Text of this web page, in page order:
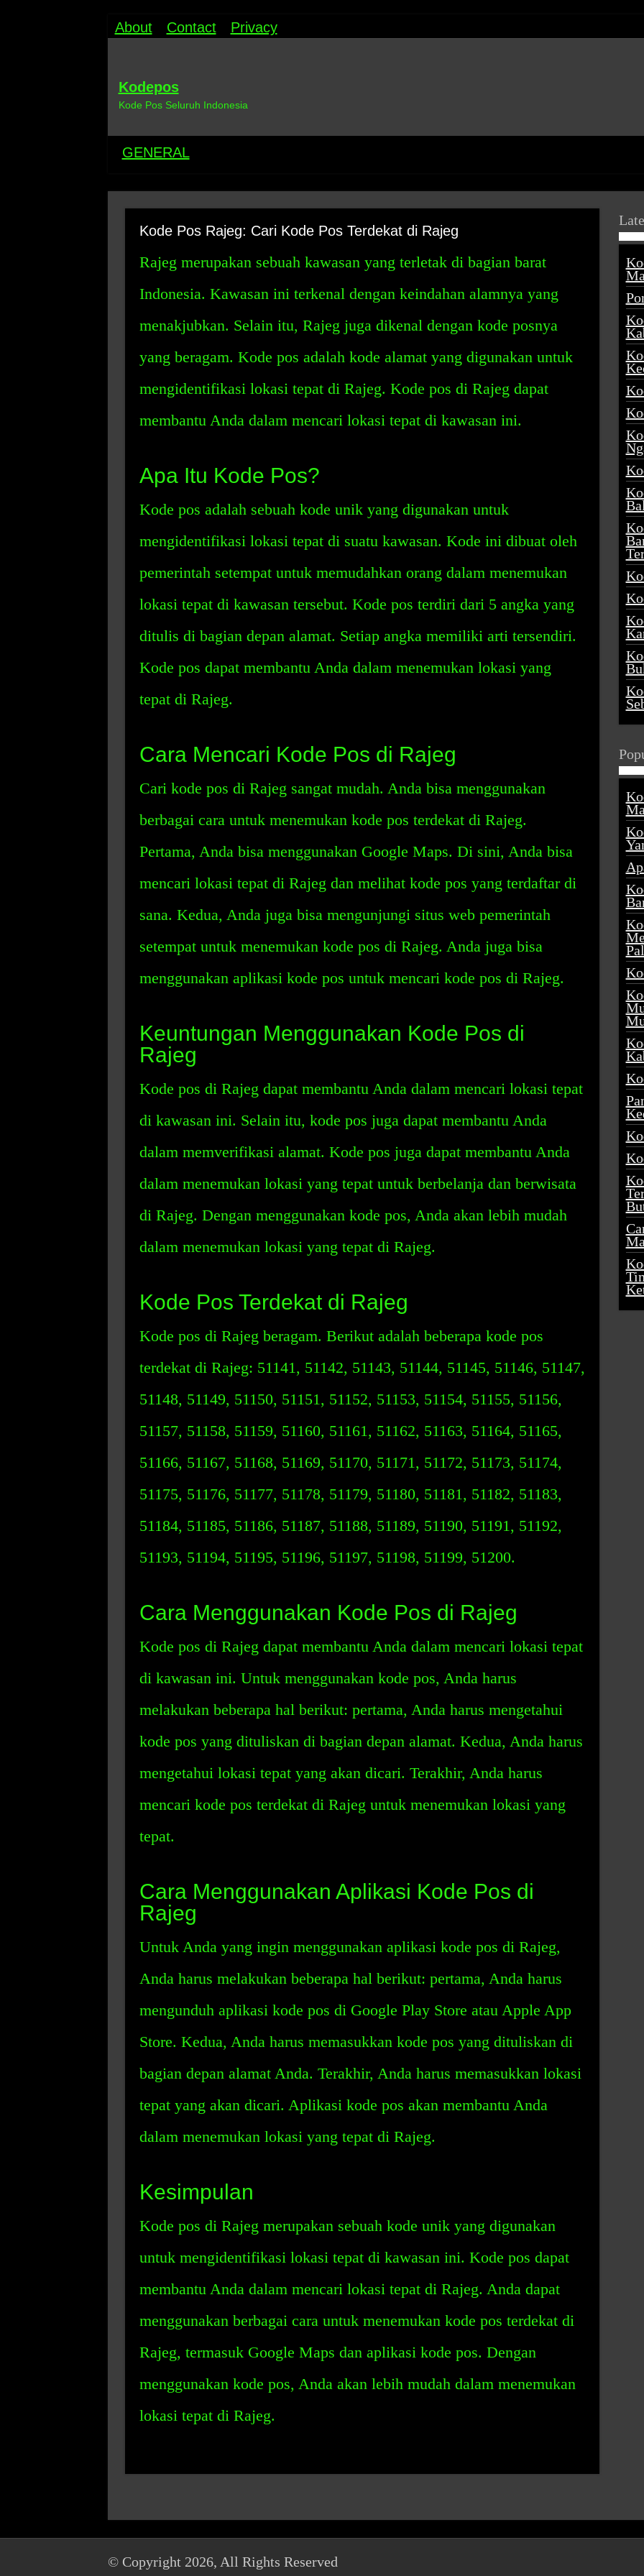
About Contact Privacy
Kodepos
Kode Pos Seluruh Indonesia
GENERAL
Kode Pos Rajeg: Cari Kode Pos Terdekat di Rajeg
Rajeg merupakan sebuah kawasan yang terletak di bagian barat
Indonesia. Kawasan ini terkenal dengan keindahan alamnya yang
menakjubkan. Selain itu, Rajeg juga dikenal dengan kode posnya
yang beragam. Kode pos adalah kode alamat yang digunakan untuk
mengidentifikasi lokasi tepat di Rajeg. Kode pos di Rajeg dapat
membantu Anda dalam mencari lokasi tepat di kawasan ini.
Apa Itu Kode Pos?
Kode pos adalah sebuah kode unik yang digunakan untuk
mengidentifikasi lokasi tepat di suatu kawasan. Kode ini dibuat oleh
pemerintah setempat untuk memudahkan orang dalam menemukan
lokasi tepat di kawasan tersebut. Kode pos terdiri dari 5 angka yang
ditulis di bagian depan alamat. Setiap angka memiliki arti tersendiri.
Kode pos dapat membantu Anda dalam menemukan lokasi yang
tepat di Rajeg.
Cara Mencari Kode Pos di Rajeg
Cari kode pos di Rajeg sangat mudah. Anda bisa menggunakan
berbagai cara untuk menemukan kode pos terdekat di Rajeg.
Pertama, Anda bisa menggunakan Google Maps. Di sini, Anda bisa
mencari lokasi tepat di Rajeg dan melihat kode pos yang terdaftar di
sana. Kedua, Anda juga bisa mengunjungi situs web pemerintah
setempat untuk menemukan kode pos di Rajeg. Anda juga bisa
menggunakan aplikasi kode pos untuk mencari kode pos di Rajeg.
Keuntungan Menggunakan Kode Pos di
Rajeg
Kode pos di Rajeg dapat membantu Anda dalam mencari lokasi tepat
di kawasan ini. Selain itu, kode pos juga dapat membantu Anda
dalam memverifikasi alamat. Kode pos juga dapat membantu Anda
dalam menemukan lokasi yang tepat untuk berbelanja dan berwisata
di Rajeg. Dengan menggunakan kode pos, Anda akan lebih mudah
dalam menemukan lokasi yang tepat di Rajeg.
Kode Pos Terdekat di Rajeg
Kode pos di Rajeg beragam. Berikut adalah beberapa kode pos
terdekat di Rajeg: 51141, 51142, 51143, 51144, 51145, 51146, 51147,
51148, 51149, 51150, 51151, 51152, 51153, 51154, 51155, 51156,
51157, 51158, 51159, 51160, 51161, 51162, 51163, 51164, 51165,
51166, 51167, 51168, 51169, 51170, 51171, 51172, 51173, 51174,
51175, 51176, 51177, 51178, 51179, 51180, 51181, 51182, 51183,
51184, 51185, 51186, 51187, 51188, 51189, 51190, 51191, 51192,
51193, 51194, 51195, 51196, 51197, 51198, 51199, 51200.
Cara Menggunakan Kode Pos di Rajeg
Kode pos di Rajeg dapat membantu Anda dalam mencari lokasi tepat
di kawasan ini. Untuk menggunakan kode pos, Anda harus
melakukan beberapa hal berikut: pertama, Anda harus mengetahui
kode pos yang dituliskan di bagian depan alamat. Kedua, Anda harus
mengetahui lokasi tepat yang akan dicari. Terakhir, Anda harus
mencari kode pos terdekat di Rajeg untuk menemukan lokasi yang
tepat.
Cara Menggunakan Aplikasi Kode Pos di
Rajeg
Untuk Anda yang ingin menggunakan aplikasi kode pos di Rajeg,
Anda harus melakukan beberapa hal berikut: pertama, Anda harus
mengunduh aplikasi kode pos di Google Play Store atau Apple App
Store. Kedua, Anda harus memasukkan kode pos yang dituliskan di
bagian depan alamat Anda. Terakhir, Anda harus memasukkan lokasi
tepat yang akan dicari. Aplikasi kode pos akan membantu Anda
dalam menemukan lokasi yang tepat di Rajeg.
Kesimpulan
Kode pos di Rajeg merupakan sebuah kode unik yang digunakan
untuk mengidentifikasi lokasi tepat di kawasan ini. Kode pos dapat
membantu Anda dalam mencari lokasi tepat di Rajeg. Anda dapat
menggunakan berbagai cara untuk menemukan kode pos terdekat di
Rajeg, termasuk Google Maps dan aplikasi kode pos. Dengan
menggunakan kode pos, Anda akan lebih mudah dalam menemukan
lokasi tepat di Rajeg.
© Copyright 2026, All Rights Reserved